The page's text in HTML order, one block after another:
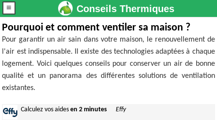
Conseils Thermiques
≡
Pourquoi et comment ventiler sa maison ?
Pour garantir un air sain dans votre maison, le renouvellement de
l'air est indispensable. Il existe des technologies adaptées à chaque
logement. Voici quelques conseils pour conserver un air de bonne
qualité et un panorama des différentes solutions de ventilation
existantes.
Calculezvos aides en 2 minutes Effy